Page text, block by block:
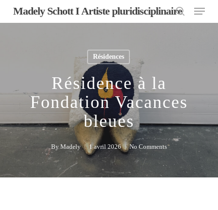
Madely Schott I Artiste pluridisciplinaire
search
Menu
Résidences
Résidence à la
Fondation Vacances
bleues
By Madely 1 avril 2026 No Comments